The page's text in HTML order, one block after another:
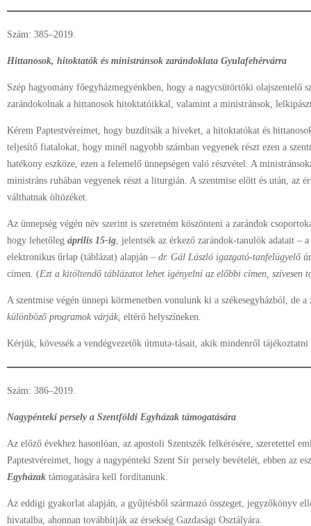
Szám: 385–2019.
Hittanosok, hitoktatók és ministránsok zarándoklata Gyulafehérvárra
Szép hagyomány főegyházmegyénkben, hogy a nagycsütörtöki olajszentelő
zarándokolnak a hittanosok hitoktatóikkal, valamint a ministránsok,
Kérem Paptestvéreimet, hogy buzdítsák a híveket, a hitoktatókat és
teljesítő fiatalokat, hogy minél nagyobb számban vegyenek részt ezen a
hatékony eszköze, ezen a felemelő ünnepségen való részvétel. A
ministráns ruhában vegyenek részt a liturgián. A szentmise előtt és után, az
válthatnak öltözéket.
Az ünnepség végén név szerint is szeretném köszönteni a zarándok
hogy lehetőleg április 15-ig, jelentsék az érkező zarándok-tanulók adatait –
elektronikus űrlap (táblázat) alapján – dr. Gál László igazgató-tanfelügyelő
címen. (Ezt a kitöltendő táblázatot lehet igényelni az előbbi címen, szívesen
A szentmise végén ünnepi körmenetben vonulunk ki a székesegyházból, de
különböző programok várják, eltérő helyszíneken.
Kérjük, kövessék a vendégvezetők útmuta-tásait, akik mindenről
Szám: 386–2019.
Nagypénteki persely a Szentföldi Egyházak támogatására
Az előző évekhez hasonlóan, az apostoli Szentszék felkérésére, szeretettel
Paptestvéreimet, hogy a nagypénteki Szent Sír persely bevételét, ebben az
Egyházak támogatására kell fordítanunk.
Az eddigi gyakorlat alapján, a gyűjtésből származó összeget, jegyzőkönyv
hivatalba, ahonnan továbbítják az érsekség Gazdasági Osztályára.